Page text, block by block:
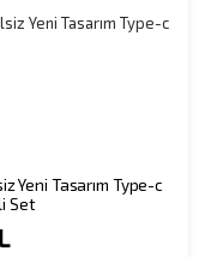
Yeni Tasarım Type-c
Set